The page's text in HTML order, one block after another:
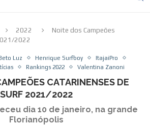
2022
Noite dos Campeões
2022
Luz Henrique Surfboy
ItajaiPro
Rankings 2022 Valentina Zanoni
CATARINENSES DE
SURF 2021/2022
dia 10 de janeiro, na grande
Florianópolis